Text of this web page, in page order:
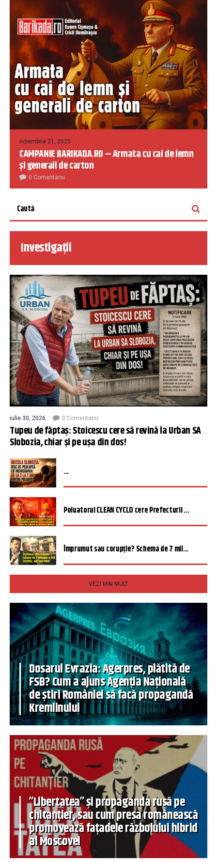
noiembrie 21, 2025
CAMPANIE BARIKADA.RO – Armata cu cai de lemn
și generali de carton
0 Comentariu
Investigații
iulie 30, 2026 0 Comentariu
Tupeu de făptaș: Stoicescu cere să revină la Urban SA
Slobozia, chiar și pe ușa din dos!
...
Poluatorul CLEAN CYCLO cere Prefecturii ...
Împrumut sau corupție? Schema de 7 mil...
VEZI MAI MULT
Dosarul Evrazia: Agerpres, plătită de
FSB? Cum a ajuns Agenția Națională
de știri României să facă propagandă
Kremlinului
”Libertatea” și propaganda rusă pe
chitanțier, sau cum presa românească
promovează fațadele războiului hibrid
al Moscovei